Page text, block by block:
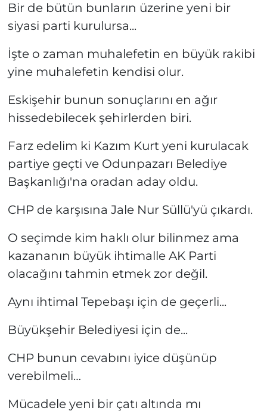
Bir de bütün bunların üzerine yeni bir
siyasi parti kurulursa...
İşte o zaman muhalefetin en büyük rakibi
yine muhalefetin kendisi olur.
Eskişehir bunun sonuçlarını en ağır
hissedebilecek şehirlerden biri.
Farz edelim ki Kazım Kurt yeni kurulacak
partiye geçti ve Odunpazarı Belediye
Başkanlığı'na oradan aday oldu.
CHP de karşısına Jale Nur Süllü'yü çıkardı.
O seçimde kim haklı olur bilinmez ama
kazananın büyük ihtimalle AK Parti
olacağını tahmin etmek zor değil.
Aynı ihtimal Tepebaşı için de geçerli...
Büyükşehir Belediyesi için de...
CHP bunun cevabını iyice düşünüp
verebilmeli…
Mücadele yeni bir çatı altında mı